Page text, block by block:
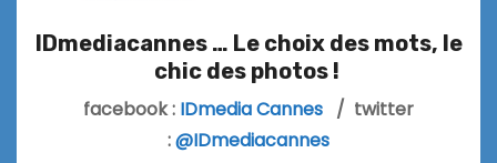
IDmediacannes … Le choix des mots, le
chic des photos !
facebook : IDmedia Cannes / twitter
:@IDmediacannes